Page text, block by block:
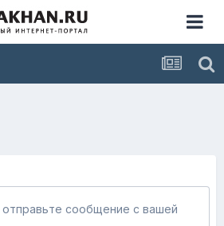
сообщение с вашей